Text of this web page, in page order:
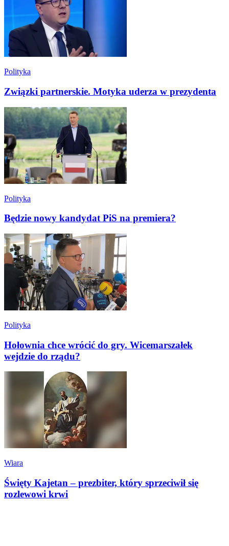
Polityka
Związki partnerskie. Motyka uderza w prezydenta
Polityka
Będzie nowy kandydat PiS na premiera?
Polityka
Hołownia chce wrócić do gry. Wicemarszałek
wejdzie do rządu?
Wiara
Święty Kajetan – prezbiter, który sprzeciwił się
rozlewowi krwi